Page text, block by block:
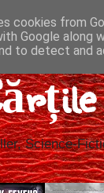
Science-
cookies from
Google along
to detect and